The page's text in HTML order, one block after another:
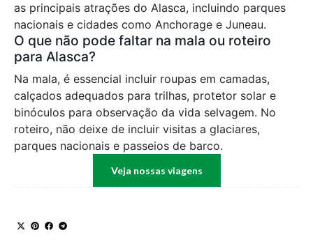
as principais atrações do Alasca, incluindo parques
nacionais e cidades como Anchorage e Juneau.
O que não pode faltar na mala ou roteiro
para Alasca?
Na mala, é essencial incluir roupas em camadas,
calçados adequados para trilhas, protetor solar e
binóculos para observação da vida selvagem. No
roteiro, não deixe de incluir visitas a glaciares,
parques nacionais e passeios de barco.
Veja nossas viagens